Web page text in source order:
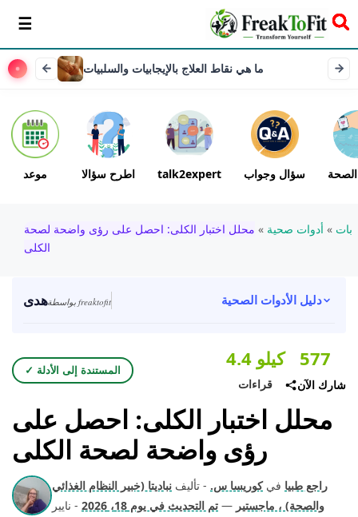
سخر
ما هي نقاط العلاج بالإيجابيات والسلبيات
موعد اطرح سؤالا talk2expert سؤال وجواب
بات » أدوات صحية » محلل اختبار الكلى: احصل على رؤى واضحة لصحة
الكلى
هدى بواسطة freaktofit دليل الأدوات الصحية
✓ المستندة إلى الأدلة
4.4 كيلو
قراءات
577
شارك الآن
محلل اختبار الكلى: احصل على
رؤى واضحة لصحة الكلى
راجع طبيا في كوريسا س. - تأليف نباديتا (خبير النظام الغذائي
والصحة) ، ماجستير — تم التحديث في يوم 18، 2026
- نايير